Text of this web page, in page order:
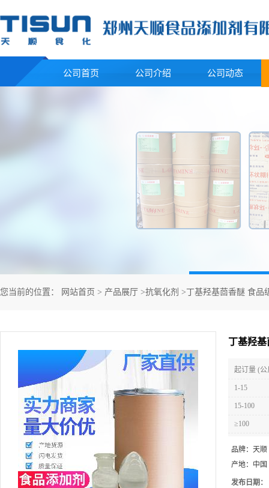
公司首页 公司介绍 公司动态
您当前的位置： 网站首页 > 产品展厅 >抗氧化剂 >丁基羟基茴香醚 食品
丁基羟
起订量 (公
1-15
15-100
≥100
品牌： 天顺
产地： 中国
发布日期：